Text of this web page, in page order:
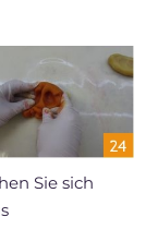
Sie sich